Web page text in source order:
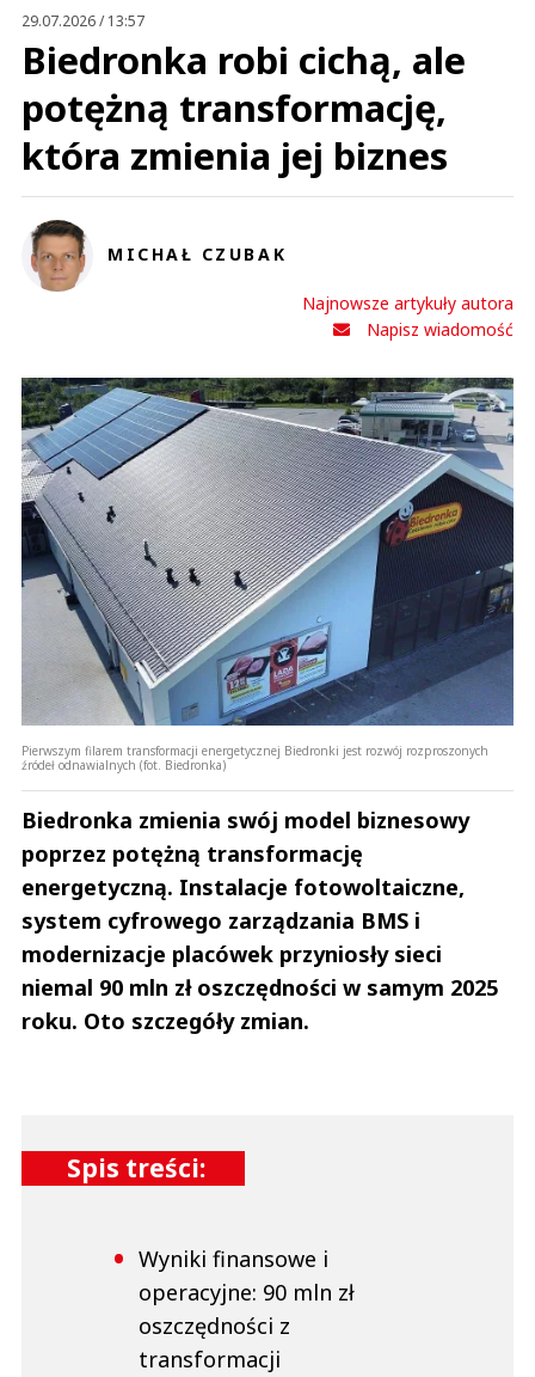
29.07.2026 / 13:57
Biedronka robi cichą, ale
potężną transformację,
która zmienia jej biznes
MICHAŁ CZUBAK
Najnowsze artykuły autora
Napisz wiadomość
Pierwszym filarem transformacji energetycznej Biedronki jest rozwój rozproszonych
źródeł odnawialnych (fot. Biedronka)
Biedronka zmienia swój model biznesowy
poprzez potężną transformację
energetyczną. Instalacje fotowoltaiczne,
system cyfrowego zarządzania BMS i
modernizacje placówek przyniosły sieci
niemal 90 mln zł oszczędności w samym 2025
roku. Oto szczegóły zmian.
Spis treści:
Wyniki finansowe i
operacyjne: 90 mln zł
oszczędności z
transformacji